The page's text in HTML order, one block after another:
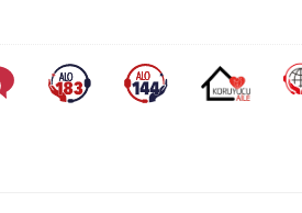
Sıkça Sorulan SorularAlo 183 (yeni sekmede açılır)
Alo 144 (yeni sekmede